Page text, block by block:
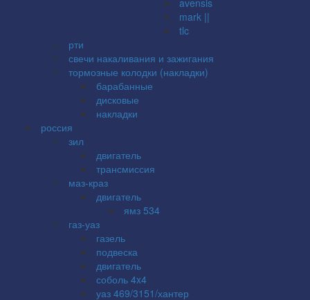
mark ||
tlc
рти
свечи накаливания и зажигания
тормозные колодки (накладки)
барабанные
дисковые
накладки
россия
зил
двигатель
трансмиссия
маз-краз
двигатель
ямз 534
газ-уаз
газель
подвеска
двигатель
соболь 4x4
уаз 469/3151/хантер